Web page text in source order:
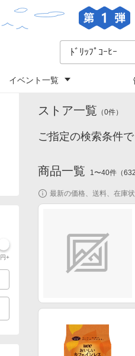
イベント一覧
円+
トップ 」の
ストア一覧 （0件）
ご指定の検索条件
商品一覧 1〜40件 （632
最新の価格、送料、在庫